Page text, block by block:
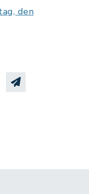
den